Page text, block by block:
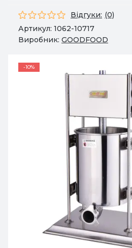
Відгуки: (0)
Артикул: 1062-10717
Виробник: GOODFOOD
-10%